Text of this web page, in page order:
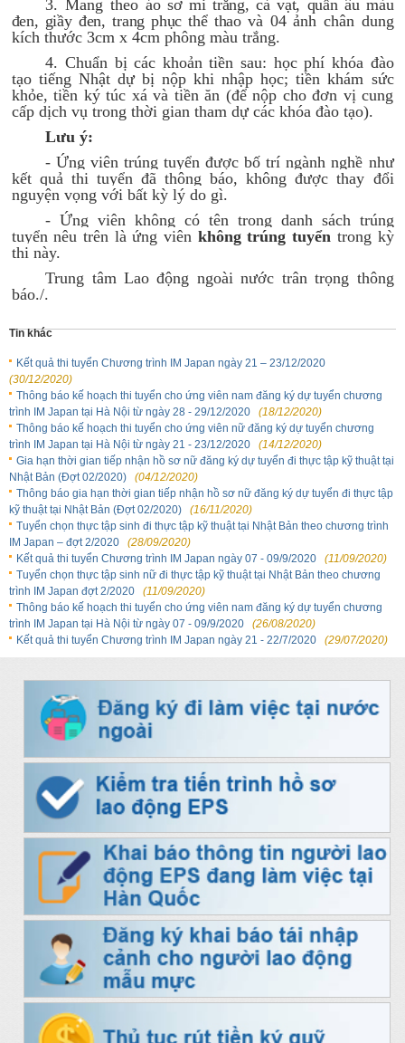
3. Mang theo áo sơ mi trắng, cà vạt, quần âu màu
đen, giầy đen, trang phục thể thaovà 04 ảnh chân dung
kích thước 3cm x 4cm phông màu trắng.
4. Chuẩn bị các khoản tiền sau: học phí khóa đào
tạo tiếng Nhật dự bị nộp khi nhập học; tiền khám sức
khỏe, tiền ký túc xá và tiền ăn (để nộp cho đơn vị cung
cấp dịch vụ trong thời gian tham dự các khóa đào tạo).
Lưu ý:
- Ứng viên trúng tuyển được bố trí ngành nghề như
kết quả thi tuyển đã thông báo, không được thay đổi
nguyện vọng với bất kỳ lý do gì.
- Ứng viên không có tên trong danh sách trúng
tuyển nêu trên là ứng viên không trúng tuyển trong kỳ
thi này.
Trung tâm Lao động ngoài nước trân trọng thông
báo./.
Tin khác
Kết quả thi tuyển Chương trình IM Japan ngày 21 – 23/12/2020
(30/12/2020)
Thông báo kế hoạch thi tuyển cho ứng viên nam đăng ký dự tuyển chương
trình IM Japan tại Hà Nội từ ngày 28 - 29/12/2020
(18/12/2020)
Thông báo kế hoạch thi tuyển cho ứng viên nữ đăng ký dự tuyển chương
trình IM Japan tại Hà Nội từ ngày 21 - 23/12/2020
(14/12/2020)
Gia hạn thời gian tiếp nhận hồ sơ nữ đăng ký dự tuyển đi thực tập kỹ thuật tại
Nhật Bản (Đợt 02/2020)
(04/12/2020)
Thông báo gia hạn thời gian tiếp nhận hồ sơ nữ đăng ký dự tuyển đi thực tập
kỹ thuật tại Nhật Bản (Đợt 02/2020)
(16/11/2020)
Tuyển chọn thực tập sinh đi thực tập kỹ thuật tại Nhật Bản theo chương trình
IM Japan – đợt 2/2020
(28/09/2020)
Kết quả thi tuyển Chương trình IM Japan ngày 07 - 09/9/2020
(11/09/2020)
Tuyển chọn thực tập sinh nữ đi thực tập kỹ thuật tại Nhật Bản theo chương
trình IM Japan đợt 2/2020
(11/09/2020)
Thông báo kế hoạch thi tuyển cho ứng viên nam đăng ký dự tuyển chương
trình IM Japan tại Hà Nội từ ngày 07 - 09/9/2020
(26/08/2020)
Kết quả thi tuyển Chương trình IM Japan ngày 21 - 22/7/2020
(29/07/2020)